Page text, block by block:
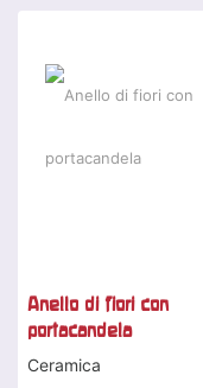
Anello di fiori con
portacandela
Ceramica